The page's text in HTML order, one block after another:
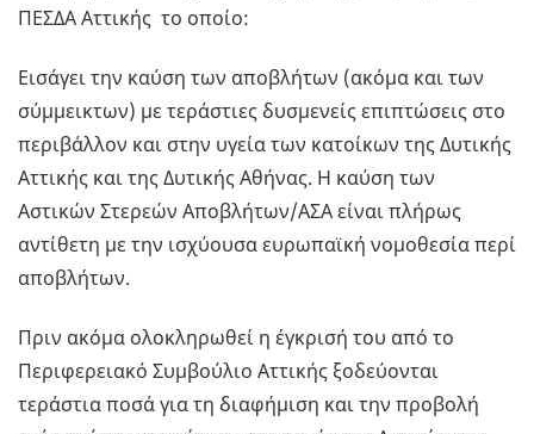
ΠΕΣΔΑ Αττικής το οποίο:
Εισάγει την καύση των αποβλήτων (ακόμα και των
σύμμεικτων) με τεράστιες δυσμενείς επιπτώσεις στο
περιβάλλον και στην υγεία των κατοίκων της Δυτικής
Αττικής και της Δυτικής Αθήνας. Η καύση των
Αστικών Στερεών Αποβλήτων/ΑΣΑ είναι πλήρως
αντίθετη με την ισχύουσα ευρωπαϊκή νομοθεσία περί
αποβλήτων.
Πριν ακόμα ολοκληρωθεί η έγκρισή του από το
Περιφερειακό Συμβούλιο Αττικής ξοδεύονται
τεράστια ποσά για τη διαφήμιση και την προβολή